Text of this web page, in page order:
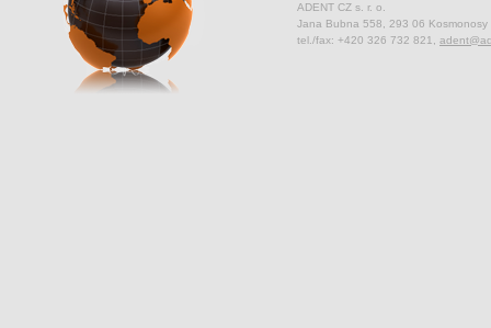
ADENT CZ s. r. o.
Jana Bubna 558, 293 06 Kosmonosy
tel./fax: +420 326 732 821,